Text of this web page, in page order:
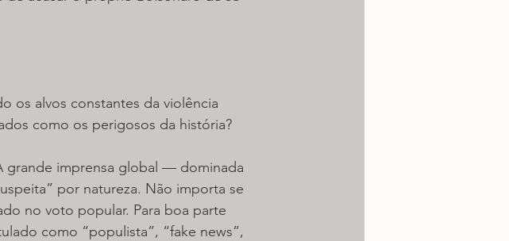
os alvos constantes da violência
como os perigosos da história?
grande imprensa global — dominada
por natureza. Não importa se
no voto popular. Para boa parte
como “populista”, “fake news”,